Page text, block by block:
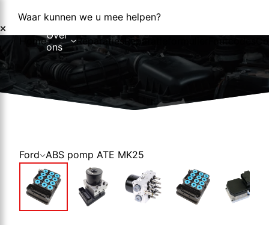
Waar kunnen we u mee helpen?
HomeOver
ons
Over ons
Nieuws
Reparaties Reparatieformulier Foutcodes
Ford ABS pomp ATE MK25